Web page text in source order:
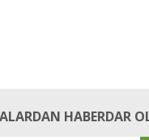
HABERDAR